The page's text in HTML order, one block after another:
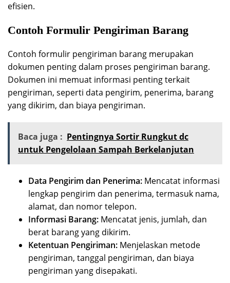
efisien.
Contoh Formulir Pengiriman Barang
Contoh formulir pengiriman barang merupakan
dokumen penting dalam proses pengiriman barang.
Dokumen ini memuat informasi penting terkait
pengiriman, seperti data pengirim, penerima, barang
yang dikirim, dan biaya pengiriman.
Baca juga : Pentingnya Sortir Rungkut dc
untuk Pengelolaan Sampah Berkelanjutan
Data Pengirim dan Penerima: Mencatat informasi
lengkap pengirim dan penerima, termasuk nama,
alamat, dan nomor telepon.
Informasi Barang: Mencatat jenis, jumlah, dan
berat barang yang dikirim.
Ketentuan Pengiriman: Menjelaskan metode
pengiriman, tanggal pengiriman, dan biaya
pengiriman yang disepakati.